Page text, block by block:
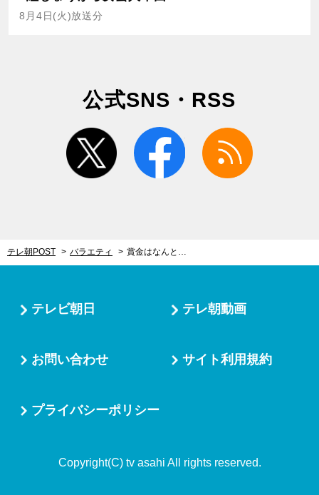
8月4日(火)放送分
公式SNS・RSS
twitter facebook
テレ朝POST バラエティ
テレビ朝日 テレ朝動画
お問い合わせ サイト利用規約
プライバシーポリシー
Copyright(C) tv asahi All rights reserved.